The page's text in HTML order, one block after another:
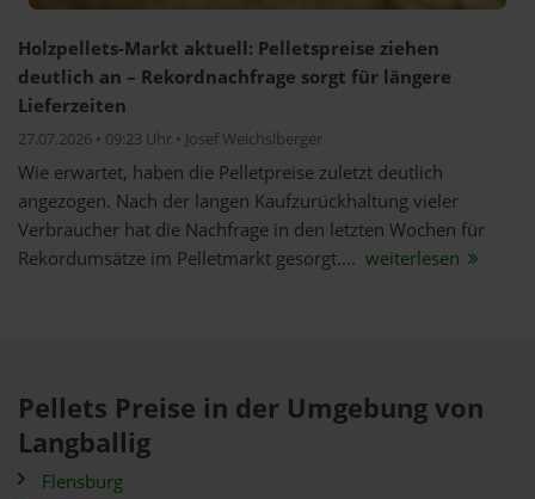
Holzpellets-Markt aktuell: Pelletspreise ziehen
deutlich an – Rekordnachfrage sorgt für längere
Lieferzeiten
27.07.2026 • 09:23 Uhr • Josef Weichslberger
Wie erwartet, haben die Pelletpreise zuletzt deutlich
angezogen. Nach der langen Kaufzurückhaltung vieler
Verbraucher hat die Nachfrage in den letzten Wochen für
Rekordumsätze im Pelletmarkt gesorgt.... weiterlesen
Pellets Preise in der Umgebung von
Langballig
Flensburg